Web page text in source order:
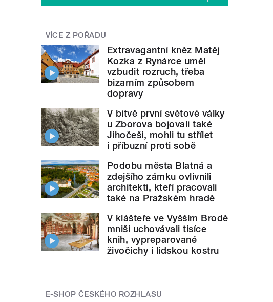
VÍCE Z POŘADU
Extravagantní kněz Matěj
Kozka z Rynárce uměl
vzbudit rozruch, třeba
bizarním způsobem
dopravy
V bitvě první světové války
u Zborova bojovali také
Jihočeši, mohli tu střílet
i příbuzní proti sobě
Podobu města Blatná a
zdejšího zámku ovlivnili
architekti, kteří pracovali
také na Pražském hradě
V klášteře ve Vyšším Brodě
mniši uchovávali tisíce
knih, vypreparované
živočichy i lidskou kostru
E-SHOP ČESKÉHO ROZHLASU